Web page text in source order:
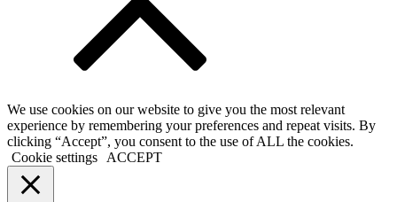
We use cookies on our website to give you the most relevant
experience by remembering your preferences and repeat visits. By
clicking “Accept”, you consent to the use of ALL the cookies.
Cookie settings
ACCEPT